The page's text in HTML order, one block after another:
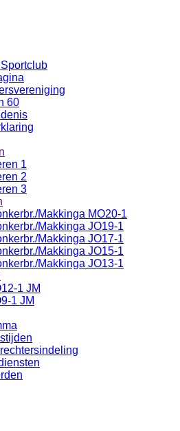
60
1
2
3
Makkinga MO20-1
Makkinga JO19-1
Makkinga JO17-1
Makkinga JO15-1
Makkinga JO13-1
1 JM
1 JM